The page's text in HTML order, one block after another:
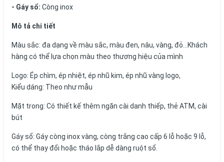
- Gáy sổ: Còng inox
Mô tả chi tiết
Màu sắc: đa dạng về màu sắc, màu đen, nâu, vàng, đỏ...Khách
hàng có thể lựa chọn màu theo thương hiệu của mình
Logo: Ép chìm, ép nhiệt, ép nhũ kim, ép nhũ vàng logo,
Kiểu dáng: Theo như mẫu
Mặt trong: Có thiết kế thêm ngăn cài danh thiếp, thẻ ATM, cài
bút
Gáy sổ: Gáy còng inox vàng, còng trắng cao cấp 6 lỗ hoặc 9 lỗ,
có thể thay đổi hoặc tháo lắp dễ dàng ruột sổ.